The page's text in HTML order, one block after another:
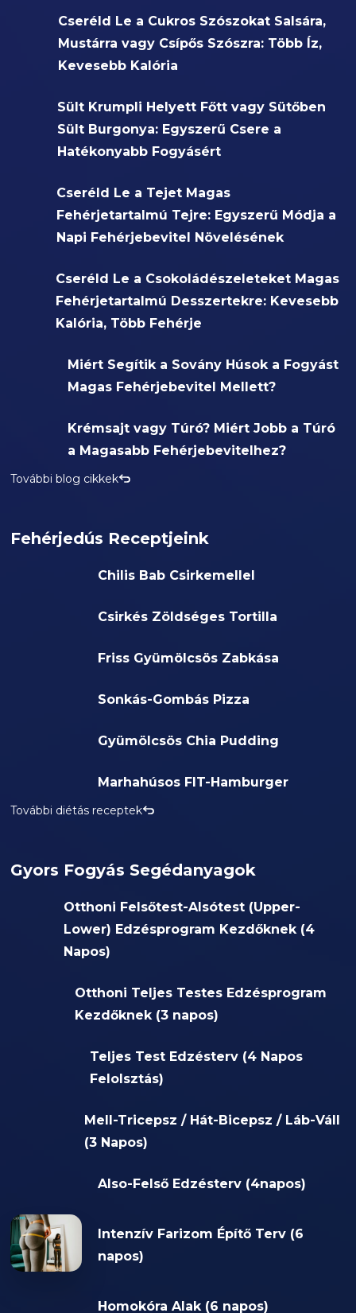
Cseréld Le a Cukros Szószokat Salsára,
Mustárra vagy Csípős Szószra: Több Íz,
Kevesebb Kalória
Sült Krumpli Helyett Főtt vagy Sütőben
Sült Burgonya: Egyszerű Csere a
Hatékonyabb Fogyásért
Cseréld Le a Tejet Magas
Fehérjetartalmú Tejre: Egyszerű Módja a
Napi Fehérjebevitel Növelésének
Cseréld Le a Csokoládészeleteket Magas
Fehérjetartalmú Desszertekre: Kevesebb
Kalória, Több Fehérje
Miért Segítik a Sovány Húsok a Fogyást
Magas Fehérjebevitel Mellett?
Krémsajt vagy Túró? Miért Jobb a Túró
a Magasabb Fehérjebevitelhez?
További blog cikkek
Fehérjedús Receptjeink
Chilis Bab Csirkemellel
Csirkés Zöldséges Tortilla
Friss Gyümölcsös Zabkása
Sonkás-Gombás Pizza
Gyümölcsös Chia Pudding
Marhahúsos FIT-Hamburger
További diétás receptek
Gyors Fogyás Segédanyagok
Otthoni Felsőtest-Alsótest (Upper-
Lower) Edzésprogram Kezdőknek (4
Napos)
Otthoni Teljes Testes Edzésprogram
Kezdőknek (3 napos)
Teljes Test Edzésterv (4 Napos
Felolsztás)
Mell-Tricepsz / Hát-Bicepsz / Láb-Váll
(3 Napos)
Also-Felső Edzésterv (4napos)
Intenzív Farizom Építő Terv (6
napos)
Homokóra Alak (6 napos)